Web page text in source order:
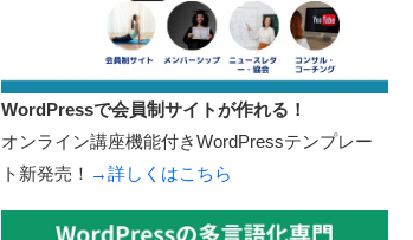
WordPressで会員制サイトが作れる！
オンライン講座機能付きWordPressテンプレー
ト新発売！ →詳しくはこちら